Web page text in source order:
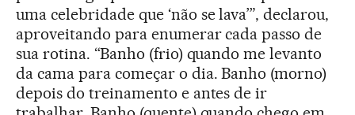
uma celebridade que ‘não se lava’”, declarou,
aproveitando para enumerar cada passo de
sua rotina. “Banho (frio) quando me levanto
da cama para começar o dia. Banho (morno)
depois do treinamento e antes de ir